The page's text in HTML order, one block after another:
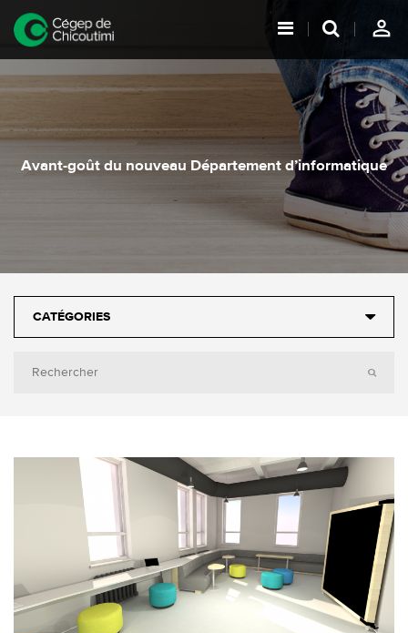
person_outline
Avant-goût du nouveau Département d’informatique
CATÉGORIES